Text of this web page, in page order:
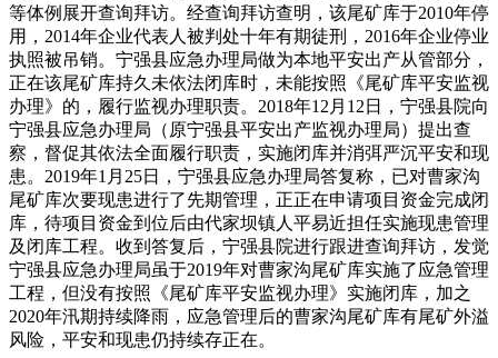
等体例展开查询拜访。经查询拜访查明，该尾矿库于2010年停
用，2014年企业代表人被判处十年有期徒刑，2016年企业停业
执照被吊销。宁强县应急办理局做为本地平安出产从管部分，
正在该尾矿库持久未依法闭库时，未能按照《尾矿库平安监视
办理》的，履行监视办理职责。2018年12月12日，宁强县院向
宁强县应急办理局（原宁强县平安出产监视办理局）提出查
察，督促其依法全面履行职责，实施闭库并消弭严沉平安和现
患。2019年1月25日，宁强县应急办理局答复称，已对曹家沟
尾矿库次要现患进行了先期管理，正正在申请项目资金完成闭
库，待项目资金到位后由代家坝镇人平易近担任实施现患管理
及闭库工程。收到答复后，宁强县院进行跟进查询拜访，发觉
宁强县应急办理局虽于2019年对曹家沟尾矿库实施了应急管理
工程，但没有按照《尾矿库平安监视办理》实施闭库，加之
2020年汛期持续降雨，应急管理后的曹家沟尾矿库有尾矿外溢
风险，平安和现患仍持续存正在。